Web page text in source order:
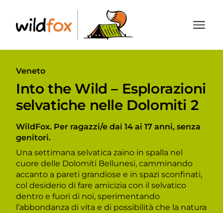
WildFox Drawer
Veneto
Into the Wild – Esplorazioni
selvatiche nelle Dolomiti 2
WildFox. Per ragazzi/e dai 14 ai 17 anni, senza
genitori.
Una settimana selvatica zaino in spalla nel
cuore delle Dolomiti Bellunesi, camminando
accanto a pareti grandiose e in spazi sconfinati,
col desiderio di fare amicizia con il selvatico
dentro e fuori di noi, sperimentando
l’abbondanza di vita e di possibilità che la natura